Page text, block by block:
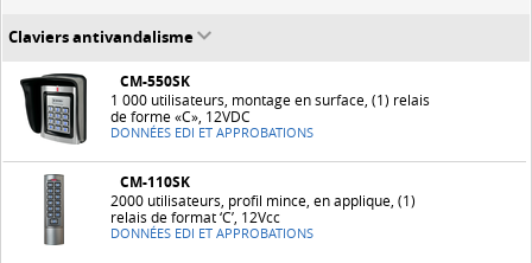
Claviers antivandalisme
CM-550SK
1 000 utilisateurs, montage en surface, (1) relais
de forme «C», 12VDC
DONNÉES EDI ET APPROBATIONS
CM-110SK
2000 utilisateurs, profil mince, en applique, (1)
relais de format ‘C’, 12Vcc
DONNÉES EDI ET APPROBATIONS